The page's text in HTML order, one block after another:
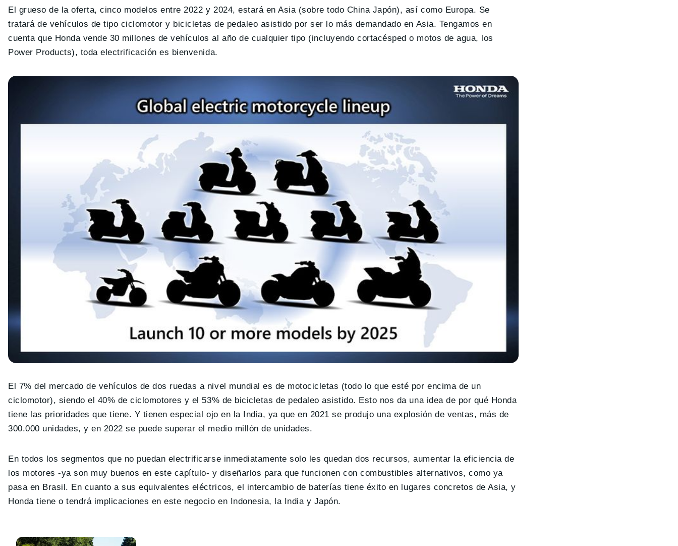
El grueso de la oferta, cinco modelos entre 2022 y 2024, estará en Asia (sobre todo China Japón), así como Europa. Se
tratará de vehículos de tipo ciclomotor y bicicletas de pedaleo asistido por ser lo más demandado en Asia. Tengamos en
cuenta que Honda vende 30 millones de vehículos al año de cualquier tipo (incluyendo cortacésped o motos de agua, los
Power Products), toda electrificación es bienvenida.
El 7% del mercado de vehículos de dos ruedas a nivel mundial es de motocicletas (todo lo que esté por encima de un
ciclomotor), siendo el 40% de ciclomotores y el 53% de bicicletas de pedaleo asistido. Esto nos da una idea de por qué Honda
tiene las prioridades que tiene. Y tienen especial ojo en la India, ya que en 2021 se produjo una explosión de ventas, más de
300.000 unidades, y en 2022 se puede superar el medio millón de unidades.
En todos los segmentos que no puedan electrificarse inmediatamente solo les quedan dos recursos, aumentar la eficiencia de
los motores -ya son muy buenos en este capítulo- y diseñarlos para que funcionen con combustibles alternativos, como ya
pasa en Brasil. En cuanto a sus equivalentes eléctricos, el intercambio de baterías tiene éxito en lugares concretos de Asia, y
Honda tiene o tendrá implicaciones en este negocio en Indonesia, la India y Japón.